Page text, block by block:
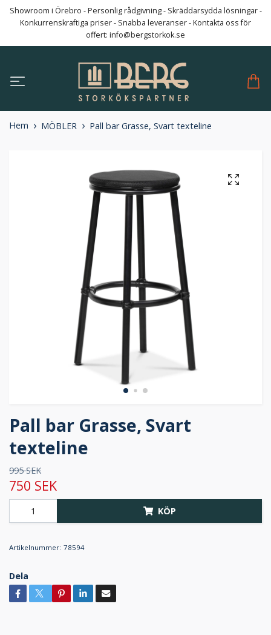
Showroom i Örebro - Personlig rådgivning - Skräddarsydda lösningar -
Konkurrenskraftiga priser - Snabba leveranser - Kontakta oss för
offert: info@bergstorkok.se
Hem MÖBLER Pall bar Grasse, Svart texteline
Pall bar Grasse, Svart
texteline
995 SEK
750 SEK
KÖP
Artikelnummer: 78594
Dela